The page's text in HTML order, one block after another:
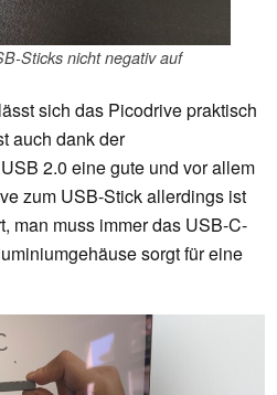
Sticks nicht negativ auf
sich das Picodrive praktisch
auch dank der
2.0 eine gute und vor allem
zum USB-Stick allerdings ist
man muss immer das USB-C-
sorgt für eine